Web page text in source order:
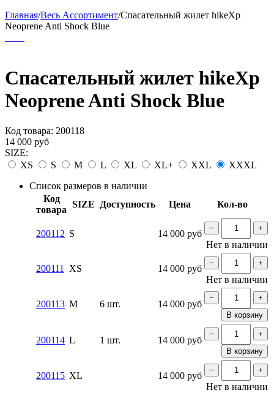
Главная/Весь Ассортимент/Спасательный жилет hikeXp
Neoprene Anti Shock Blue
Спасательный жилет hikeXp
Neoprene Anti Shock Blue
Код товара: 200118
14 000 руб
SIZE:
XS
S M L XL XL+ XXL
XXXL
Список размеров в наличии
Код
товара
SIZE Доступность Цена Кол-во
200112 S 14 000 руб − +
Нет в наличии
200111 XS 14 000 руб − +
Нет в наличии
200113 M 6 шт. 14 000 руб
−
+
В корзину
200114 L 1 шт. 14 000 руб
−
+
В корзину
200115 XL 14 000 руб − +
Нет в наличии